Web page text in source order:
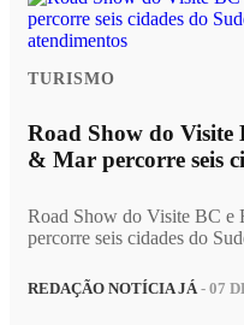
TURISMO
Road Show do Visite
& Mar percorre seis
Road Show do Visite BC e
percorre seis cidades do
REDAÇÃO NOTÍCIA JÁ- 07